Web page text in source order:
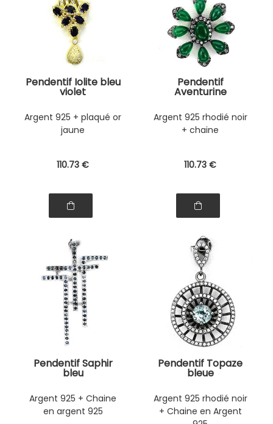
Pendentif Iolite bleu
violet
Argent 925 + plaqué or
jaune
110.73 €
Pendentif
Aventurine
Argent 925 rhodié noir
+ chaine
110.73 €
Pendentif Saphir
bleu
Argent 925 + Chaine
en argent 925
Pendentif Topaze
bleue
Argent 925 rhodié noir
+ Chaine en Argent